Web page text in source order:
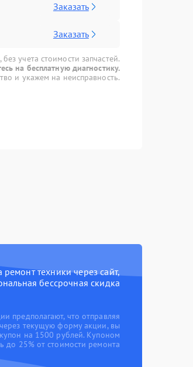
Заказать
Заказать
учета стоимости запчастей.
на бесплатную диагностику.
и укажем на неисправность.
техники через сайт,
бессрочная скидка
предполагают, что отправляя
текущую форму акции, вы
на 1500 рублей. Купоном
до 25% от стоимости ремонта